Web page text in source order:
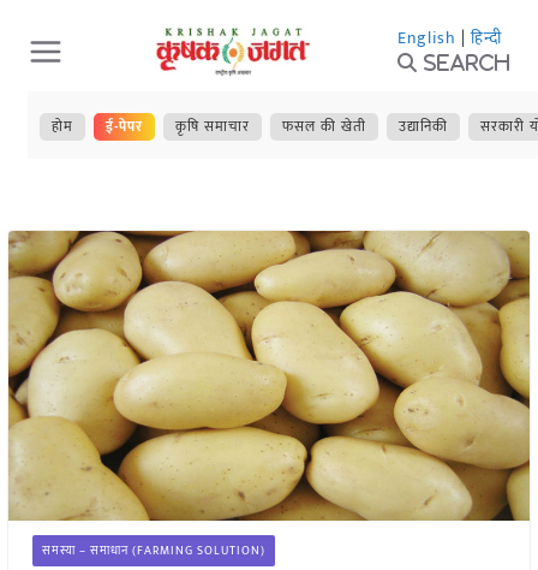
Skip
to
content
English | हिन्दी
Search
होम ई-पेपर कृषि समाचार फसल की खेती उद्यानिकी सरकारी
समस्या – समाधान (FARMING SOLUTION)